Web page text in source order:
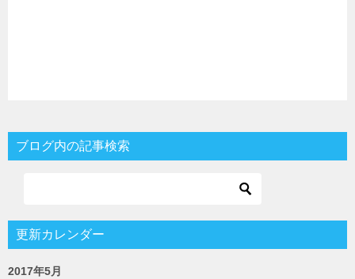
ブログ内の記事検索
更新カレンダー
2017年5月